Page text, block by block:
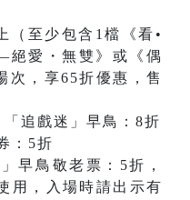
至少包含1檔《看•
愛・無雙》或《偶
次，享65折優惠，售
追戲迷」早鳥：8折
：5折
早鳥敬老票：5折，
用，入場時請出示有